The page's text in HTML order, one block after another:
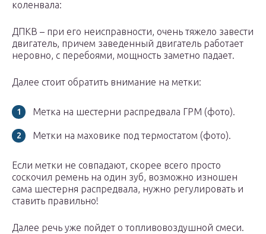
коленвала:
ДПКВ – при его неисправности, очень тяжело завести
двигатель, причем заведенный двигатель работает
неровно, с перебоями, мощность заметно падает.
Далее стоит обратить внимание на метки:
Метка на шестерни распредвала ГРМ (фото).
Метки на маховике под термостатом (фото).
Если метки не совпадают, скорее всего просто
соскочил ремень на один зуб, возможно изношен
сама шестерня распредвала, нужно регулировать и
ставить правильно!
Далее речь уже пойдет о топливовоздушной смеси.